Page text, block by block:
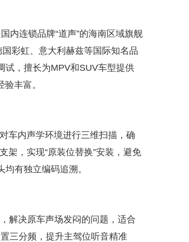
内连锁品牌“道声”的海南区域旗舰
彩虹、意大利赫兹等国际知名品
试，擅长为MPV和SUV车型提供
丰富。
车内声学环境进行三维扫描，确
架，实现“原装位替换”安装，避免
有独立编码追溯。
解决原车声场发闷的问题，适合
三分频，提升主驾位听音精准